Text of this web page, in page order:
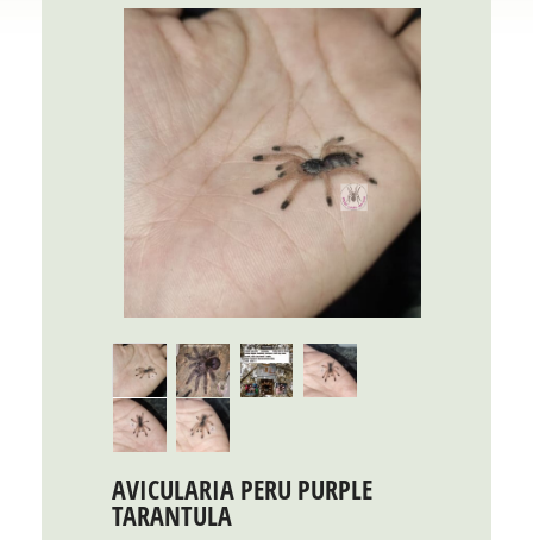
AVICULARIA PERU PURPLE
TARANTULA